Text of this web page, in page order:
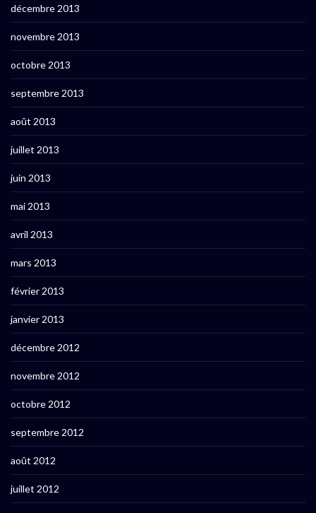
décembre 2013
novembre 2013
octobre 2013
septembre 2013
août 2013
juillet 2013
juin 2013
mai 2013
avril 2013
mars 2013
février 2013
janvier 2013
décembre 2012
novembre 2012
octobre 2012
septembre 2012
août 2012
juillet 2012